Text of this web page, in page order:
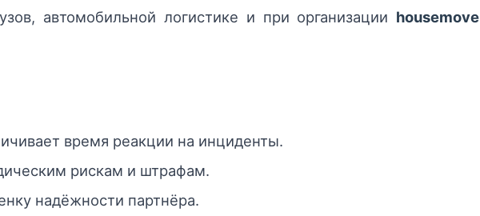
автомобильной логистике и при организации housemove
время реакции на инциденты.
рискам и штрафам.
надёжности партнёра.